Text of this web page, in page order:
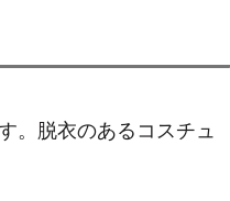
。脱衣のあるコスチュ